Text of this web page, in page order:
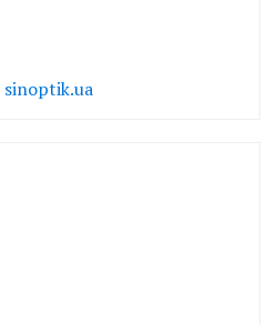
sinoptik.ua